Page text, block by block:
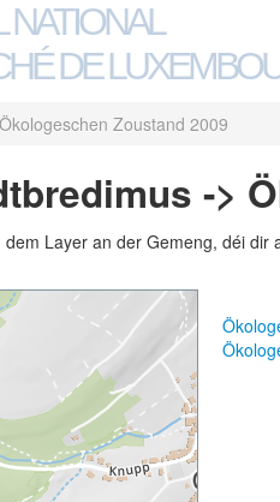
NATIONAL
DE
Ökologeschen Zoustand 2009
->
Layer an der Gemeng, déi